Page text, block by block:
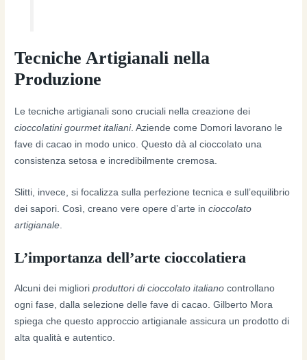
Tecniche Artigianali nella
Produzione
Le tecniche artigianali sono cruciali nella creazione dei
cioccolatini gourmet italiani. Aziende come Domori lavorano le
fave di cacao in modo unico. Questo dà al cioccolato una
consistenza setosa e incredibilmente cremosa.
Slitti, invece, si focalizza sulla perfezione tecnica e sull’equilibrio
dei sapori. Così, creano vere opere d’arte incioccolato
artigianale
L’importanza dell’arte cioccolatiera
Alcuni dei miglioriproduttori di cioccolato italiano controllano
ogni fase, dalla selezione delle fave di cacao. Gilberto Mora
spiega che questo approccio artigianale assicura un prodotto di
alta qualità e autentico.